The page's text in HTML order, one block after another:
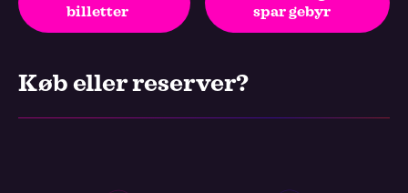
billetter
spar gebyr
Køb eller reserver?